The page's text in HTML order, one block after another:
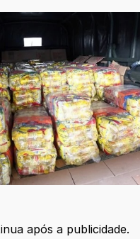
após a publicidade.